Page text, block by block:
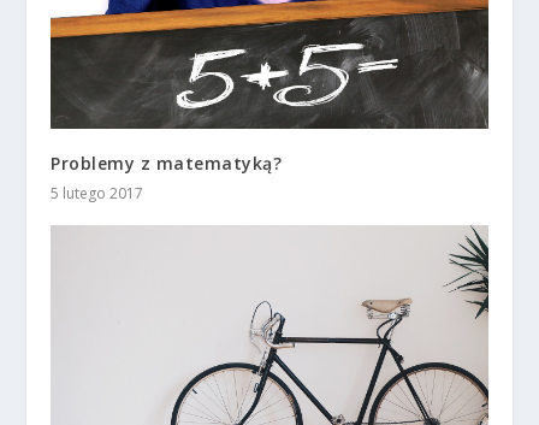
Problemy z matematyką?
5 lutego 2017